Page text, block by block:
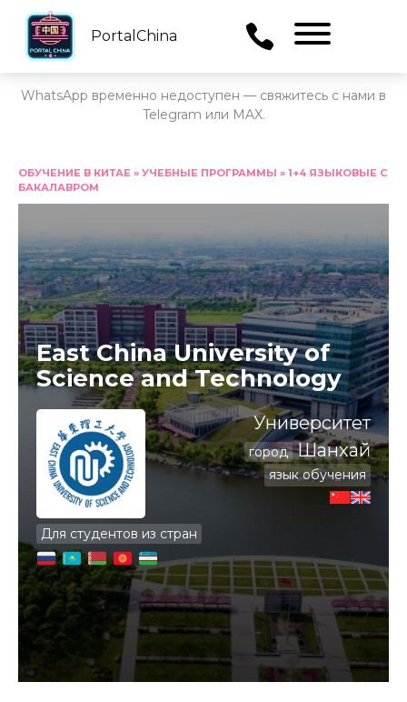
PortalChina
WhatsApp временно недоступен — свяжитесь с нами в
Telegram или MAX.
содержанию
ОБУЧЕНИЕ В КИТАЕ » УЧЕБНЫЕ ПРОГРАММЫ » 1+4 ЯЗЫКОВЫЕ С
БАКАЛАВРОМ
East China University of
Science and Technology
Для студентов из стран
Университет
город Шанхай
язык обучения